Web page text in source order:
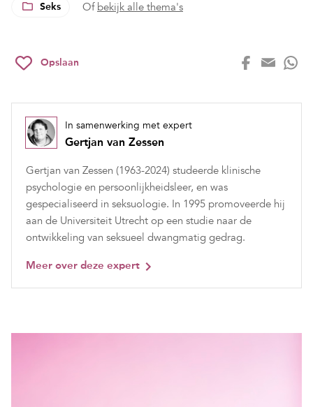
Seks Of bekijk alle thema's
Opslaan
In samenwerking met expert
Gertjan van Zessen
Gertjan van Zessen (1963-2024) studeerde klinische
psychologie en persoonlijkheidsleer, en was
gespecialiseerd in seksuologie. In 1995 promoveerde hij
aan de Universiteit Utrecht op een studie naar de
ontwikkeling van seksueel dwangmatig gedrag.
Meer over deze expert